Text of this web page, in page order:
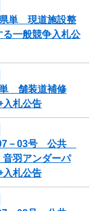
単 現道施設整
一般競争入札公
単 舗装道補修
入札公告
07－03号 公共
音羽アンダーパ
入札公告